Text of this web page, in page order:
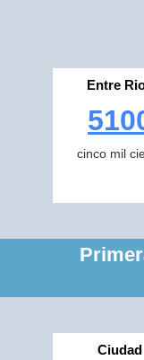
Entre
cinco mil
Ciudad